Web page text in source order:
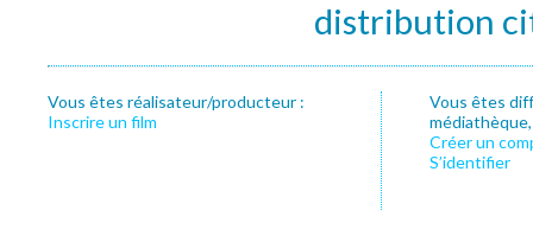
distribution
Vous êtes réalisateur/producteur :
Inscrire un film
Vous êtes
Créer un
S’identifier